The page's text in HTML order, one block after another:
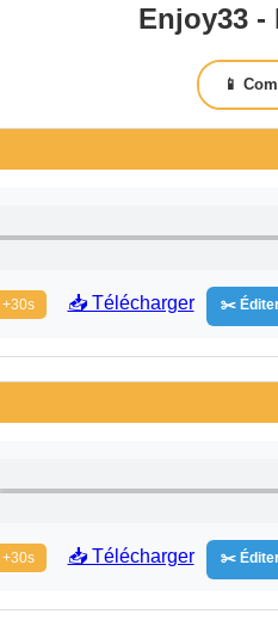
Enjoy33 -
📱
+30s 📥 Télécharger ✂️
+30s 📥 Télécharger ✂️